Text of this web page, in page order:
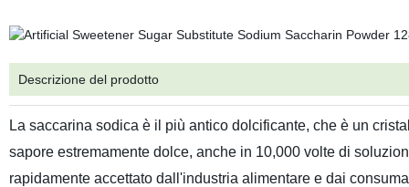
Descrizione del prodotto
La saccarina sodica è il più antico dolcificante, che è un
sapore estremamente dolce, anche in 10,000 volte di
rapidamente accettato dall'industria alimentare e dai